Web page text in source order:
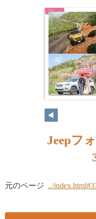
Jeepフ
元のページ ../